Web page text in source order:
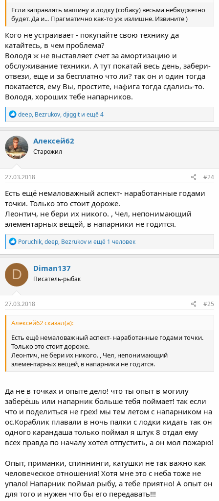
Если заправлять машину и лодку (собаку) весьма небюджетно
будет. Да и... Прагматично как-то уж излишне. Извините )
Кого не устраивает - покупайте свою технику да
катайтесь, в чем проблема?
Володя ж не выставляет счет за амортизацию и
обслуживание техники. А тут покатай весь день, забери-
отвези, еще и за бесплатно что ли? так он и один тогда
покатается, ему Вы, простите, нафига тогда сдались-то.
Володя, хороших тебе напарников.
Р
е
а
к
ц
и
и
:
deep, Bezrukov,djiggit и ещё 4
Алексей62
Старожил
27.03.2018 #24
Есть ещё немаловажный аспект- наработанные годами
точки. Только это стоит дороже.
Леонтич, не бери их никого. , Чел, непонимающий
элементарных вещей, в напарники не годится.
Р
е
а
к
ц
и
и
:
Poruchik,deep, Bezrukov и ещё 1 человек
D Diman137
Писатель-рыбак
27.03.2018 #25
Алексей62 сказал(а):
Есть ещё немаловажный аспект- наработанные годами точки.
Только это стоит дороже.
Леонтич, не бери их никого. , Чел, непонимающий
элементарных вещей, в напарники не годится.
Да не в точках и опыте дело! что ты опыт в могилу
заберёшь или напарник больше тебя поймает! так если
что и поделиться не грех! мы тем летом с напарником на
ос.Кораблик плавали в ночь палки с лодки кидать так он
одного карандаша только поймал я штук 8 отдал ему
всех правда по началу хотел отпустить, а он мол пожарю!
Опыт, приманки, спиннинги, катушки не так важно как
человеческое отношения! Хотя мне это с неба тоже не
упало! Напарник поймал рыбу, а тебе приятно! А опыт он
для того и нужен что бы его передавать!!!